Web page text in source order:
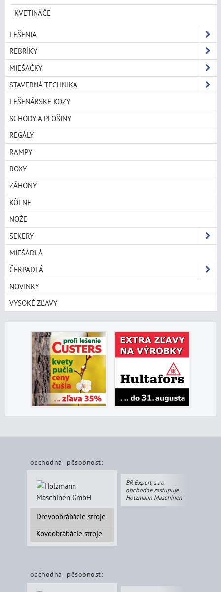
KVETINÁČE
LEŠENIA
REBRÍKY
MIEŠAČKY
STAVEBNÁ TECHNIKA
LEŠENÁRSKE KOZY
SCHODY A PLOŠINY
REGÁLY
RAMPY
BOXY
ZÁHONY
KÔLNE
NOŽE
SEKERY
MIEŠADLÁ
ČERPADLÁ
NOVINKY
VYSOKÉ ZĽAVY
obchodná pôsobnosť:
Drevoobrábácie stroje
Kovoobrábácie stroje
BR Export, s.r.o.
obchodne zastupuje
Holzmann Maschinen
obchodná pôsobnosť: